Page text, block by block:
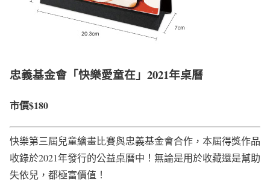
忠義基金會「快樂愛童在」2021年桌曆
市價$180
快樂第三屆兒童繪畫比賽與忠義基金會合作，本屆得獎作品
收錄於2021年發行的公益桌曆中！無論是用於收藏還是幫助
失依兒，都極富價值！